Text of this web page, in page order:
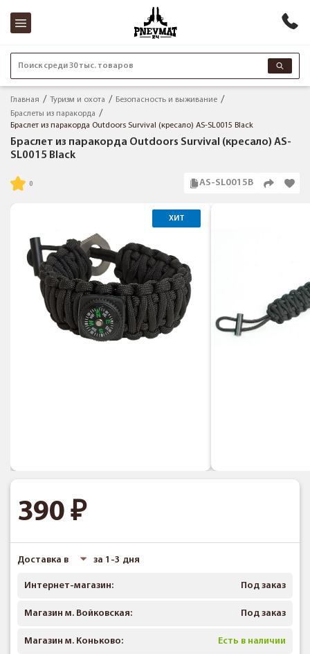
Поиск среди 30 тыс. товаров
Главная Туризм и охота
Безопасность и выживание
Браслеты из паракорда
Браслет из паракорда Outdoors Survival (кресало) AS-SL0015 Black
Браслет из паракорда Outdoors Survival (кресало) AS-
SL0015 Black
AS-SL0015B
ХИТ
390
Доставка в за 1-3 дня
Интернет-магазин: Под заказ
Магазин м. Войковская: Под заказ
Магазин м. Коньково: Есть в наличии